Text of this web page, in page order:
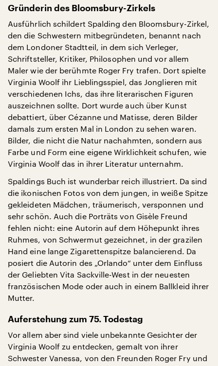
Gründerin des Bloomsbury-Zirkels
Ausführlich schildert Spalding den Bloomsbury-Zirkel,
den die Schwestern mitbegründeten, benannt nach
dem Londoner Stadtteil, in dem sich Verleger,
Schriftsteller, Kritiker, Philosophen und vor allem
Maler wie der berühmte Roger Fry trafen. Dort spielte
Virginia Woolf ihr Lieblingsspiel, das Jonglieren mit
verschiedenen Ichs, das ihre literarischen Figuren
auszeichnen sollte. Dort wurde auch über Kunst
debattiert, über Cézanne und Matisse, deren Bilder
damals zum ersten Mal in London zu sehen waren.
Bilder, die nicht die Natur nachahmten, sondern aus
Farbe und Form eine eigene Wirklichkeit schufen, wie
Virginia Woolf das in ihrer Literatur unternahm.
Spaldings Buch ist wunderbar reich illustriert. Da sind
die ikonischen Fotos von dem jungen, in weiße Spitze
gekleideten Mädchen, träumerisch, versponnen und
sehr schön. Auch die Porträts von Gisèle Freund
fehlen nicht: eine Autorin auf dem Höhepunkt ihres
Ruhmes, von Schwermut gezeichnet, in der grazilen
Hand eine lange Zigarettenspitze balancierend. Da
posiert die Autorin des „Orlando“ unter dem Einfluss
der Geliebten Vita Sackville-West in der neuesten
französischen Mode oder auch in einem Ballkleid ihrer
Mutter.
Auferstehung zum 75. Todestag
Vor allem aber sind viele unbekannte Gesichter der
Virginia Woolf zu entdecken, gemalt von ihrer
Schwester Vanessa, von den Freunden Roger Fry und